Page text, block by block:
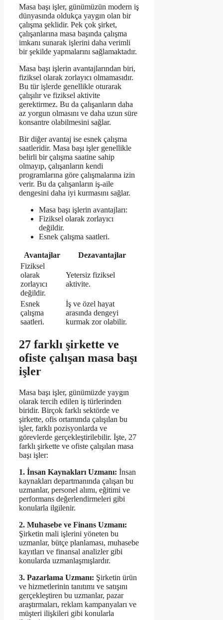
Masa başı işler, günümüzün modern iş
dünyasında oldukça yaygın olan bir
çalışma şeklidir. Pek çok şirket,
çalışanlarına masa başında çalışma
imkanı sunarak işlerini daha verimli
bir şekilde yapmalarını sağlamaktadır.
Masa başı işlerin avantajlarından biri,
fiziksel olarak zorlayıcı olmamasıdır.
Bu tür işlerde genellikle oturarak
çalışılır ve fiziksel aktivite
gerektirmez. Bu da çalışanların daha
az yorgun olmasını ve daha uzun süre
konsantre olabilmesini sağlar.
Bir diğer avantaj ise esnek çalışma
saatleridir. Masa başı işler genellikle
belirli bir çalışma saatine sahip
olmayıp, çalışanların kendi
programlarına göre çalışmalarına izin
verir. Bu da çalışanların iş-aile
dengesini daha iyi kurmasını sağlar.
Masa başı işlerin avantajları:
Fiziksel olarak zorlayıcı
değildir.
Esnek çalışma saatleri.
Avantajlar
Dezavantajlar
Fiziksel
olarak
zorlayıcı
değildir.
Yetersiz fiziksel
aktivite.
Esnek
çalışma
saatleri.
İş ve özel hayat
arasında dengeyi
kurmak zor olabilir.
27 farklı şirkette ve
ofiste çalışan masa başı
işler
Masa başı işler, günümüzde yaygın
olarak tercih edilen iş türlerinden
biridir. Birçok farklı sektörde ve
şirkette, ofis ortamında çalışılan bu
işler, farklı pozisyonlarda ve
görevlerde gerçekleştirilebilir. İşte, 27
farklı şirkette ve ofiste çalışılan masa
başı işler:
1. İnsan Kaynakları Uzmanı: İnsan
kaynakları departmanında çalışan bu
uzmanlar, personel alımı, eğitimi ve
performans değerlendirmeleri gibi
konularla ilgilenir.
2. Muhasebe ve Finans Uzmanı:
Şirketin mali işlerini yöneten bu
uzmanlar, bütçe planlaması, muhasebe
kayıtları ve finansal analizler gibi
konularda uzmanlaşmışlardır.
3. Pazarlama Uzmanı: Şirketin ürün
ve hizmetlerinin tanıtımı ve satışını
gerçekleştiren bu uzmanlar, pazar
araştırmaları, reklam kampanyaları ve
müşteri ilişkileri gibi konularla